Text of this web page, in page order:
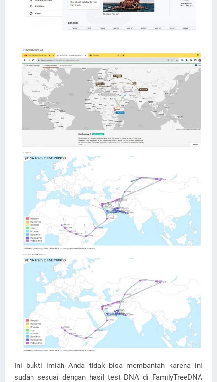
Ini bukti imiah Anda tidak bisa membantah karena ini
sudah sesuai dengan hasil test DNA di FamilyTreeDNA